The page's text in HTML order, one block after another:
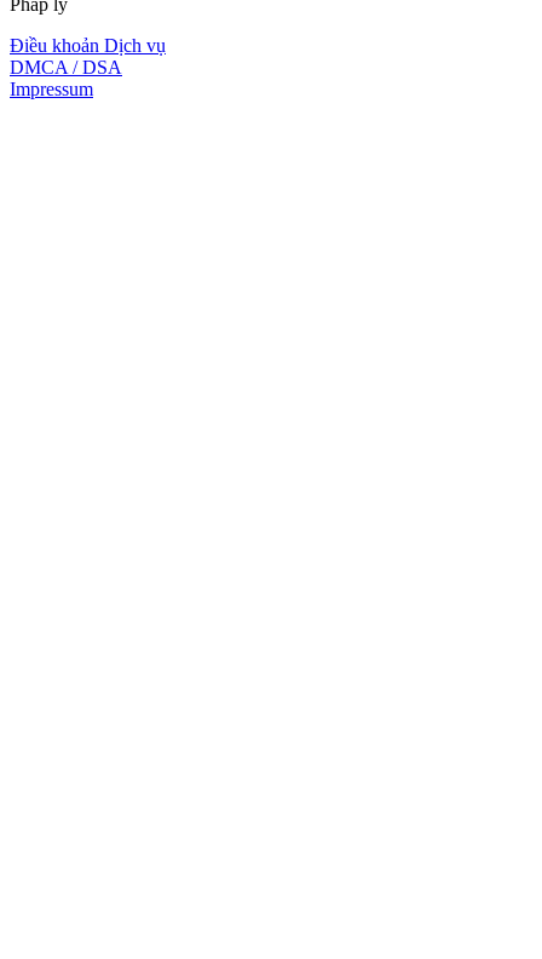
Điều khoản Dịch vụ
DMCA / DSA
Impressum